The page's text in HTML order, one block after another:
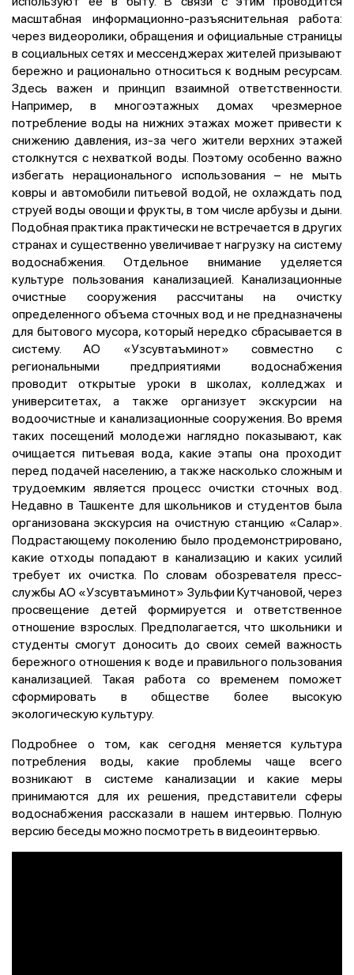
масштабная информационно-разъяснительная работа:
через видеоролики, обращения и официальные страницы
в социальных сетях и мессенджерах жителей призывают
бережно и рационально относиться к водным ресурсам.
Здесь важен и принцип взаимной ответственности.
Например, в многоэтажных домах чрезмерное
потребление воды на нижних этажах может привести к
снижению давления, из-за чего жители верхних этажей
столкнутся с нехваткой воды. Поэтому особенно важно
избегать нерационального использования – не мыть
ковры и автомобили питьевой водой, не охлаждать под
струей воды овощи и фрукты, в том числе арбузы и дыни.
Подобная практика практически не встречается в других
странах и существенно увеличивает нагрузку на систему
водоснабжения. Отдельное внимание уделяется
культуре пользования канализацией. Канализационные
очистные сооружения рассчитаны на очистку
определенного объема сточных вод и не предназначены
для бытового мусора, который нередко сбрасывается в
систему. АО «Узсувтаъминот» совместно с
региональными предприятиями водоснабжения
проводит открытые уроки в школах, колледжах и
университетах, а также организует экскурсии на
водоочистные и канализационные сооружения. Во время
таких посещений молодежи наглядно показывают, как
очищается питьевая вода, какие этапы она проходит
перед подачей населению, а также насколько сложным и
трудоемким является процесс очистки сточных вод.
Недавно в Ташкенте для школьников и студентов была
организована экскурсия на очистную станцию «Салар».
Подрастающему поколению было продемонстрировано,
какие отходы попадают в канализацию и каких усилий
требует их очистка. По словам обозревателя пресс-
службы АО «Узсувтаъминот» Зульфии Кутчановой, через
просвещение детей формируется и ответственное
отношение взрослых. Предполагается, что школьники и
студенты смогут доносить до своих семей важность
бережного отношения к воде и правильного пользования
канализацией. Такая работа со временем поможет
сформировать в обществе более высокую
экологическую культуру.
Подробнее о том, как сегодня меняется культура
потребления воды, какие проблемы чаще всего
возникают в системе канализации и какие меры
принимаются для их решения, представители сферы
водоснабжения рассказали в нашем интервью. Полную
версию беседы можно посмотреть в видеоинтервью.